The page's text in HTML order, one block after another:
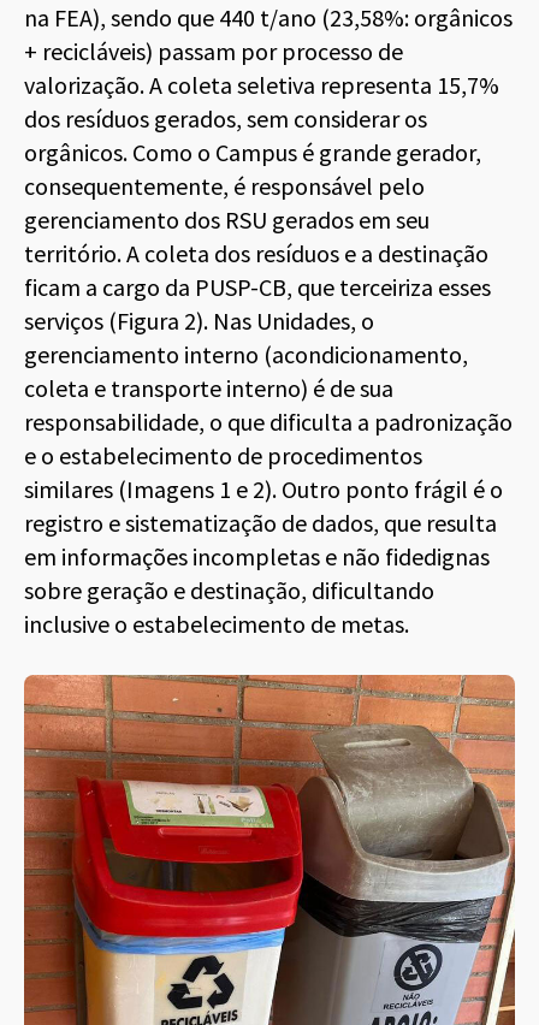
na FEA), sendo que 440 t/ano (23,58%: orgânicos
+ recicláveis) passam por processo de
valorização. A coleta seletiva representa 15,7%
dos resíduos gerados, sem considerar os
orgânicos. Como o Campus é grande gerador,
consequentemente, é responsável pelo
gerenciamento dos RSU gerados em seu
território. A coleta dos resíduos e a destinação
ficam a cargo da PUSP-CB, que terceiriza esses
serviços (Figura 2). Nas Unidades, o
gerenciamento interno (acondicionamento,
coleta e transporte interno) é de sua
responsabilidade, o que dificulta a padronização
e o estabelecimento de procedimentos
similares (Imagens 1 e 2). Outro ponto frágil é o
registro e sistematização de dados, que resulta
em informações incompletas e não fidedignas
sobre geração e destinação, dificultando
inclusive o estabelecimento de metas.